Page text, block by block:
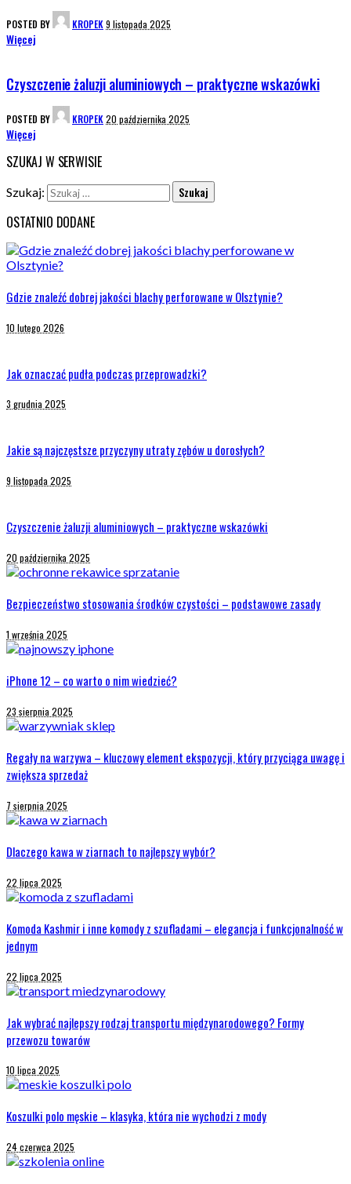
POSTED BY KROPEK 9 listopada 2025
Więcej
Czyszczenie żaluzji aluminiowych – praktyczne wskazówki
POSTED BY KROPEK 20 października 2025
Więcej
SZUKAJ W SERWISIE
Szukaj:
OSTATNIO DODANE
Gdzie znaleźć dobrej jakości blachy perforowane w Olsztynie?
10 lutego 2026
Jak oznaczać pudła podczas przeprowadzki?
3 grudnia 2025
Jakie są najczęstsze przyczyny utraty zębów u dorosłych?
9 listopada 2025
Czyszczenie żaluzji aluminiowych – praktyczne wskazówki
20 października 2025
Bezpieczeństwo stosowania środków czystości – podstawowe zasady
1 września 2025
iPhone 12 – co warto o nim wiedzieć?
23 sierpnia 2025
Regały na warzywa – kluczowy element ekspozycji, który przyciąga uwagę i
zwiększa sprzedaż
7 sierpnia 2025
Dlaczego kawa w ziarnach to najlepszy wybór?
22 lipca 2025
Komoda Kashmir i inne komody z szufladami – elegancja i funkcjonalność w
jednym
22 lipca 2025
Jak wybrać najlepszy rodzaj transportu międzynarodowego? Formy
przewozu towarów
10 lipca 2025
Koszulki polo męskie – klasyka, która nie wychodzi z mody
24 czerwca 2025